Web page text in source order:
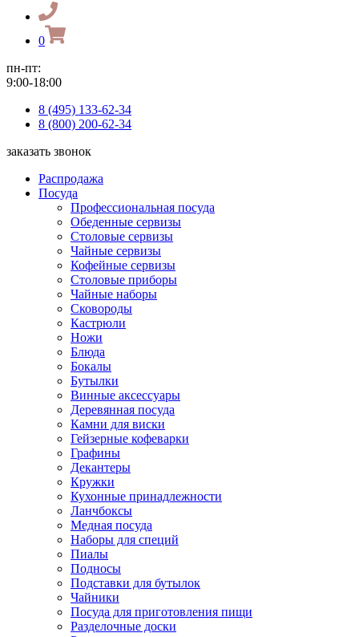
0
пн-пт:
9:00-18:00
8 (495) 133-62-34
8 (800) 200-62-34
заказать звонок
Распродажа
Посуда
Профессиональная посуда
Обеденные сервизы
Столовые сервизы
Чайные сервизы
Кофейные сервизы
Столовые приборы
Чайные наборы
Сковороды
Кастрюли
Ножи
Блюда
Бокалы
Бутылки
Винные аксессуары
Деревянная посуда
Камни для виски
Гейзерные кофеварки
Графины
Декантеры
Кружки
Кухонные принадлежности
Ланчбоксы
Медная посуда
Наборы для специй
Пиалы
Подносы
Подставки для бутылок
Чайники
Посуда для приготовления пищи
Разделочные доски